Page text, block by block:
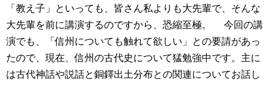
「教え子」といっても、皆さん私よりも大先輩で、そんな
大先輩を前に講演するのですから、恐縮至極。
今回の講
演でも、「信州についても触れて欲しい」との要請があっ
たので、現在、信州の古代史について猛勉強中です。主に
は古代神話や説話と銅鐸出土分布との関連についてお話し